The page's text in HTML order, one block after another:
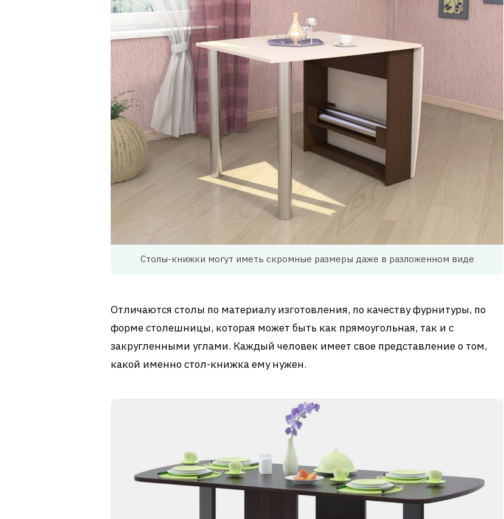
Столы-книжки могут иметь скромные размеры даже в разложенном виде
Отличаются столы по материалу изготовления, по качеству фурнитуры, по
форме столешницы, которая может быть как прямоугольная, так и с
закругленными углами. Каждый человек имеет свое представление о том,
какой именно стол-книжка ему нужен.